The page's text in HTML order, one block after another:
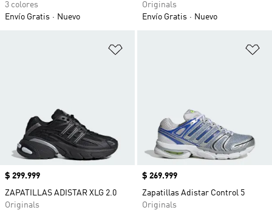
3 colores
Envío Gratis
Nuevo
Originals
Envío Gratis
Nuevo
Precio
$ 299.999
ZAPATILLAS ADISTAR XLG 2.0
Originals
Precio
$ 269.999
Zapatillas Adistar Control 5
Originals